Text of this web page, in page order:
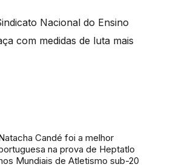
Nacional do Ensino
com medidas de luta mais
Candé foi a melhor
na prova de Heptatlo
Mundiais de Atletismo sub-20